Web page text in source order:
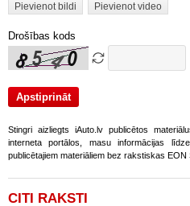
Pievienot bildi Pievienot video
Drošības kods
Stingri aizliegts iAuto.lv publicētos
interneta portālos, masu informācijas
publicētajiem materiāliem bez rakstiskas EON
CITI RAKSTI